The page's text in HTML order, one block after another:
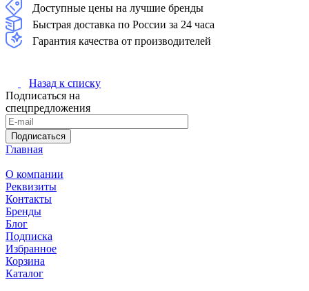
Доступные цены на лучшие бренды
Быстрая доставка по России за 24 часа
Гарантия качества от производителей
Назад к списку
Подписаться на
спецпредложения
Подписаться
Главная
О компании
Реквизиты
Контакты
Бренды
Блог
Подписка
Избранное
Корзина
Каталог